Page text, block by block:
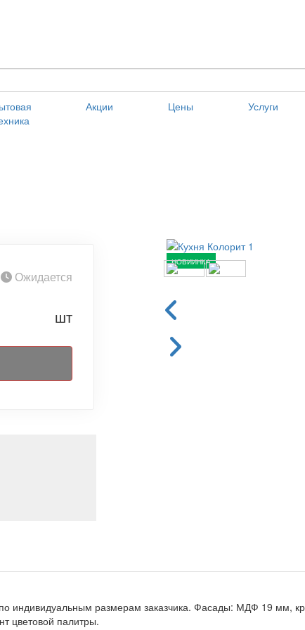
Акции Цены Услуги
Ожидается
шт
НОВИИНКА
индивидуальным размерам заказчика. Фасады: МДФ 19 мм,
цветовой палитры.